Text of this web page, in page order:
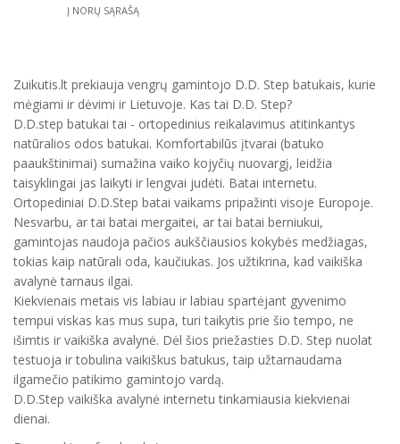
Į NORŲ SĄRAŠĄ
Zuikutis.lt prekiauja vengrų gamintojo D.D. Step batukais, kurie
mėgiami ir dėvimi ir Lietuvoje. Kas tai D.D. Step?
D.D.step batukai tai - ortopedinius reikalavimus atitinkantys
natūralios odos batukai. Komfortabilūs įtvarai (batuko
paaukštinimai) sumažina vaiko kojyčių nuovargį, leidžia
taisyklingai jas laikyti ir lengvai judėti. Batai internetu.
Ortopediniai D.D.Step batai vaikams pripažinti visoje Europoje.
Nesvarbu, ar tai batai mergaitei, ar tai batai berniukui,
gamintojas naudoja pačios aukščiausios kokybės medžiagas,
tokias kaip natūrali oda, kaučiukas. Jos užtikrina, kad vaikiška
avalynė tarnaus ilgai.
Kiekvienais metais vis labiau ir labiau spartėjant gyvenimo
tempui viskas kas mus supa, turi taikytis prie šio tempo, ne
išimtis ir vaikiška avalynė. Dėl šios priežasties D.D. Step nuolat
testuoja ir tobulina vaikiškus batukus, taip užtarnaudama
ilgamečio patikimo gamintojo vardą.
D.D.Step vaikiška avalynė internetu tinkamiausia kiekvienai
dienai.